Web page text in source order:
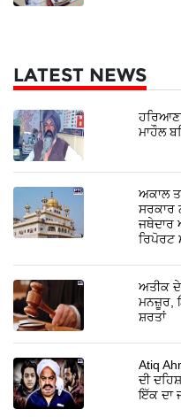
LATEST NEWS
ਮਾਹੌਲ
ਅਕਾਲ
ਸਰਕਾਰ
ਜਥੇਦਾਰ
ਰਿਪੋਰਟ
ਅਤੀਕ
ਮਨਜ਼ੂਰ,
ਸ਼ਰਤਾਂ
Atiq
ਦੀ
ਇੱਕ ਦਾ